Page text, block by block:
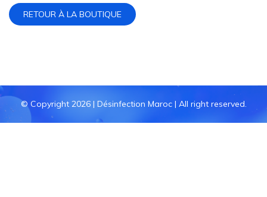
RETOUR À LA BOUTIQUE
© Copyright 2026 | Désinfection Maroc| All right reserved.